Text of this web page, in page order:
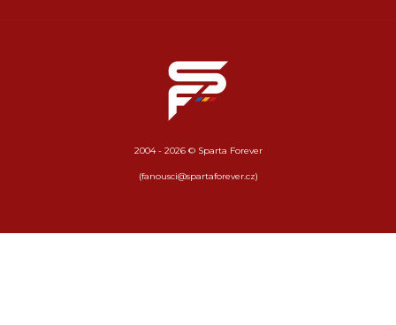
2004 - 2026 © Sparta Forever
(fanousci@spartaforever.cz)